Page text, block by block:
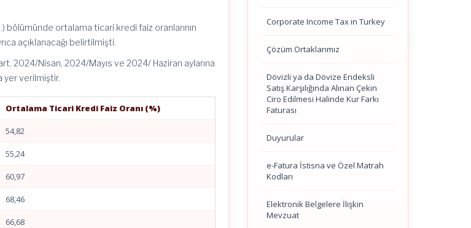
bölümünde ortalama ticari kredi faiz oranlarının
açıklanacağı belirtilmişti.
2024/Nisan, 2024/Mayıs ve 2024/ Haziran aylarına
yer verilmiştir.
Ortalama Ticari Kredi Faiz Oranı (%)
54,82
55,24
60,97
68,46
66,68
Corporate Income Tax in Turkey
Çözüm Ortaklarımız
Dövizli ya da Dövize Endeksli
Satış Karşılığında Alınan Çekin
Ciro Edilmesi Halinde Kur Farkı
Faturası
Duyurular
e-Fatura İstisna ve Özel Matrah
Kodları
Elektronik Belgelere İlişkin
Mevzuat